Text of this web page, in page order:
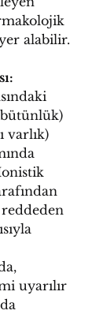
alabilir.
varlık)
uyarılır